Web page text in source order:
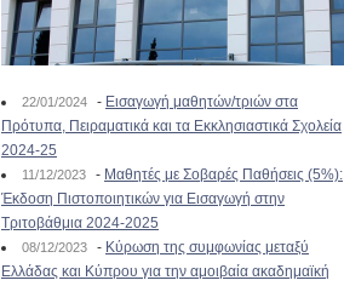
22/01/2024 - Εισαγωγή μαθητών/τριών στα
Πρότυπα, Πειραματικά και τα Εκκλησιαστικά Σχολεία
2024-25
11/12/2023 - Μαθητές με Σοβαρές Παθήσεις (5%):
Έκδοση Πιστοποιητικών για Εισαγωγή στην
Τριτοβάθμια 2024-2025
08/12/2023 - Κύρωση της συμφωνίας μεταξύ
Ελλάδας και Κύπρου για την αμοιβαία ακαδημαϊκή